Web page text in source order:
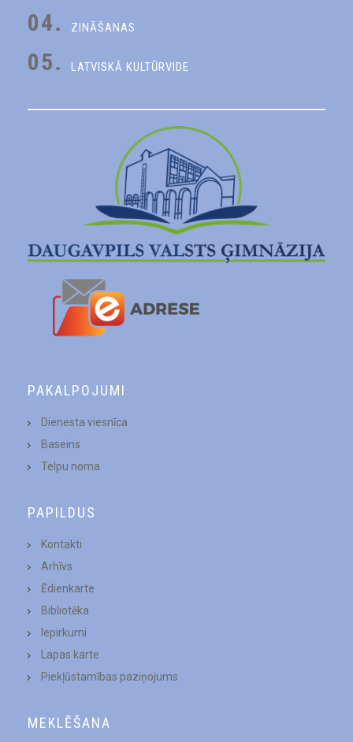
04. ZINĀŠANAS
05. LATVISKĀ KULTŪRVIDE
PAKALPOJUMI
Dienesta viesnīca
Baseins
Telpu noma
PAPILDUS
Kontakti
Arhīvs
Ēdienkarte
Bibliotēka
Iepirkumi
Lapas karte
Piekļūstamības paziņojums
MEKLĒŠANA